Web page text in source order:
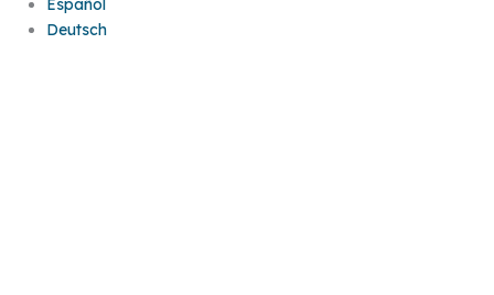
Español
Deutsch